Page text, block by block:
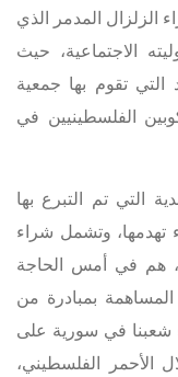
الزلزال المدمر الذي
الاجتماعية، حيث
تقوم بها جمعية
الفلسطينيين في
التي تم التبرع بها
تهدمها، وتشمل شراء
هم في أمس الحاجة
بمبادرة من
شعبنا في سورية على
الفلسطيني،